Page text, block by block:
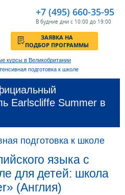
+7 (495) 660-35-95
В будние дни с 10:00 до 19:00
ЗАЯВКА НА
ПОДБОР ПРОГРАММЫ
курсы в Великобритании
подготовка к школе
Earlscliffe Summer в
подготовка к школе
языка с
для детей: школа
(Англия)